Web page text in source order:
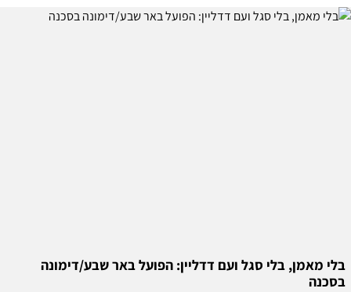
בלי מאמן, בלי סגל ועם דדליין: הפועל באר שבע/דימונה
בסכנה